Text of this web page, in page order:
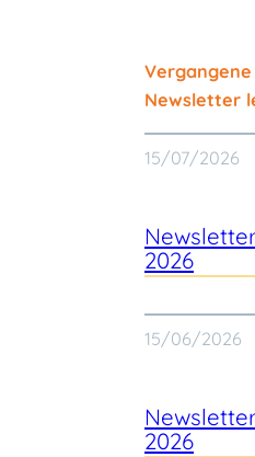
Vergangene
Newsletter
15/07/2026
2026
15/06/2026
2026